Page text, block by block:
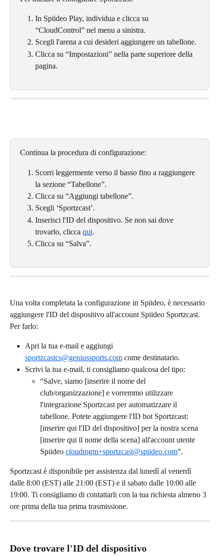
In Spiideo Play, individua e clicca su
“CloudControl” nel menu a sinistra.
Scegli l'arena a cui desideri aggiungere un tabellone.
Clicca su “Impostazioni” nella parte superiore della
pagina.
Continua la procedura di configurazione:
Scorri leggermente verso il basso fino a raggiungere
la sezione “Tabellone”.
Clicca su “Aggiungi tabellone”.
Scegli ‘Sportzcast’.
Inserisci l'ID del dispositivo. Se non sai dove
trovarlo, clicca qui.
Clicca su “Salva”.
Una volta completata la configurazione in Spiideo, è necessario
aggiungere l'ID del dispositivo all'account Spiideo Sportzcast.
Per farlo:
Apri la tua e-mail e aggiungi
sportzcastcs@geniussports.com come destinatario.
Scrivi la tua e-mail, ti consigliamo qualcosa del tipo:
“Salve, siamo [inserire il nome del
club/organizzazione] e vorremmo utilizzare
l'integrazione Sportzcast per automatizzare il
tabellone. Potete aggiungere l'ID bot Sportzcast:
[inserire qui l'ID del dispositivo] per la nostra scena
[inserire qui il nome della scena] all'account utente
Spiideo cloudmgm+sportzcast@spiideo.com”.
Sportzcast è disponibile per assistenza dal lunedì al venerdì
dalle 8:00 (EST) alle 21:00 (EST) e il sabato dalle 10:00 alle
19:00. Ti consigliamo di contattarli con la tua richiesta almeno 3
ore prima della tua prima trasmissione.
Dove trovare l'ID del dispositivo